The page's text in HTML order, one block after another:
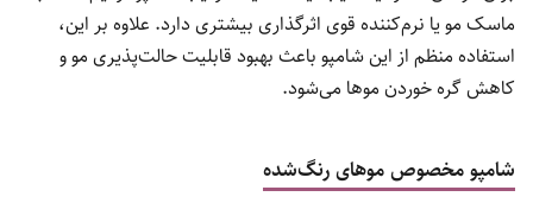
ماسک مو یا نرم‌کننده قوی اثرگذاری بیشتری دارد. علاوه بر این،
استفاده منظم از این شامپو باعث بهبود قابلیت حالت‌پذیری مو و
کاهش گره خوردن موها می‌شود.
شامپو مخصوص موهای رنگ‌شده